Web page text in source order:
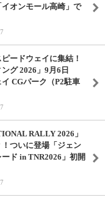
オンモール高崎」で
ードウェイに集結！
グ 2026」9月6日
イ CGパーク（P2駐車
RALLY 2026」
ついに登場「ジェン
ド in TNR2026」初開